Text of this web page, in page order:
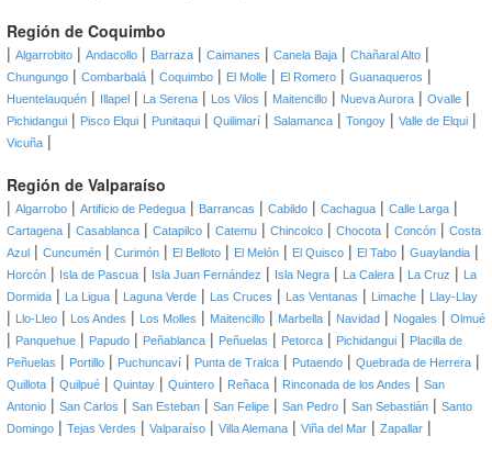
Región de Coquimbo
| Algarrobito | Andacollo | Barraza | Caimanes | Canela Baja | Chañaral Alto |
Chungungo | Combarbalá | Coquimbo | El Molle | El Romero | Guanaqueros |
Huentelauquén | Illapel | La Serena | Los Vilos | Maitencillo | Nueva Aurora | Ovalle |
Pichidangui | Pisco Elqui | Punitaqui | Quilimarí | Salamanca | Tongoy | Valle de Elqui |
Vicuña |
Región de Valparaíso
| Algarrobo | Artificio de Pedegua | Barrancas | Cabildo | Cachagua | Calle Larga |
Cartagena | Casablanca | Catapilco | Catemu | Chincolco | Chocota | Concón | Costa
Azul | Cuncumén | Curimón | El Belloto | El Melón | El Quisco | El Tabo | Guaylandia |
Horcón | Isla de Pascua | Isla Juan Fernández | Isla Negra | La Calera | La Cruz |
La
Dormida | La Ligua | Laguna Verde | Las Cruces | Las Ventanas | Limache | Llay-Llay
| Llo-Lleo | Los Andes | Los Molles | Maitencillo | Marbella | Navidad | Nogales | Olmué
| Panquehue | Papudo | Peñablanca | Peñuelas | Petorca | Pichidangui | Placilla de
Peñuelas | Portillo | Puchuncaví | Punta de Tralca | Putaendo | Quebrada de Herrera |
Quillota | Quilpué | Quintay | Quintero | Reñaca | Rinconada de los Andes | San
Antonio | San Carlos | San Esteban | San Felipe | San Pedro | San Sebastián | Santo
Domingo | Tejas Verdes | Valparaíso | Villa Alemana | Viña del Mar | Zapallar |